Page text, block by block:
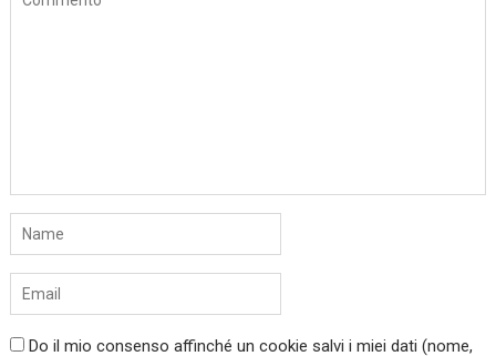
Do il mio consenso affinché un cookie salvi i miei dati (nome,